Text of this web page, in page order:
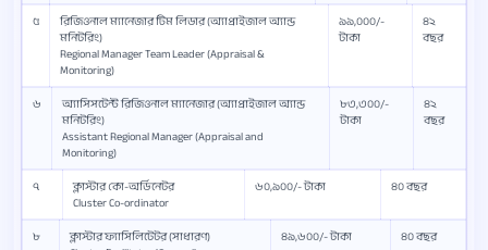
৫ রিজিওনাল ম্যানেজার টিম লিডার (অ্যাপ্রাইজাল অ্যান্ড
মনিটরিং)
Regional Manager Team Leader (Appraisal &
Monitoring)
৯৯,০০০/-
টাকা
৪২
বছর
৬ অ্যাসিসটেন্ট রিজিওনাল ম্যানেজার (অ্যাপ্রাইজাল অ্যান্ড
মনিটরিং)
Assistant Regional Manager (Appraisal and
Monitoring)
৮৩,৩০০/-
টাকা
৪২
বছর
৭ ক্লাস্টার কো-অর্ডিনেটর
Cluster Co-ordinator
৬০,৯০০/- টাকা ৪০ বছর
৮ ক্লাস্টার ফ্যাসিলিটেটর (সাধারণ) ৪৯,৬০০/- টাকা ৪০ বছর